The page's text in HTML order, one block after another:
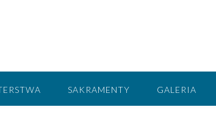
SAKRAMENTY GALERIA